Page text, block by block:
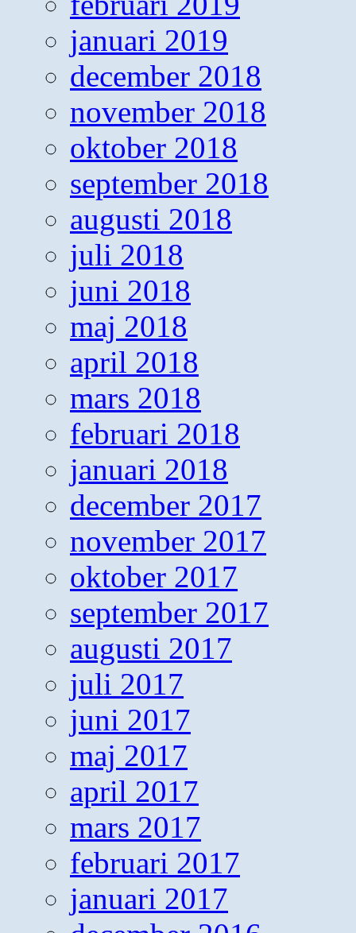
januari 2019
december 2018
november 2018
oktober 2018
september 2018
augusti 2018
juli 2018
juni 2018
maj 2018
april 2018
mars 2018
februari 2018
januari 2018
december 2017
november 2017
oktober 2017
september 2017
augusti 2017
juli 2017
juni 2017
maj 2017
april 2017
mars 2017
februari 2017
januari 2017